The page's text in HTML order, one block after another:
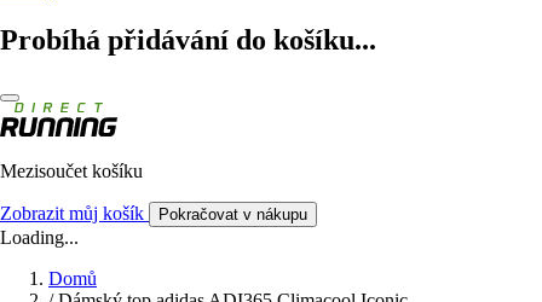
Probíhá přidávání do košíku...
Mezisoučet košíku
Zobrazit můj košík Pokračovat v nákupu
Loading...
Domů